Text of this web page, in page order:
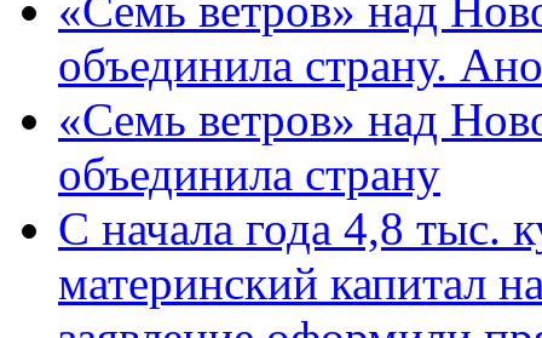
объединила страну.
«Семь ветров» над
объединила страну
С начала года 4,8 тыс.
материнский капитал